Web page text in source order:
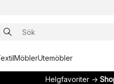
MöblerUtemöbler
Helgfavoriter →